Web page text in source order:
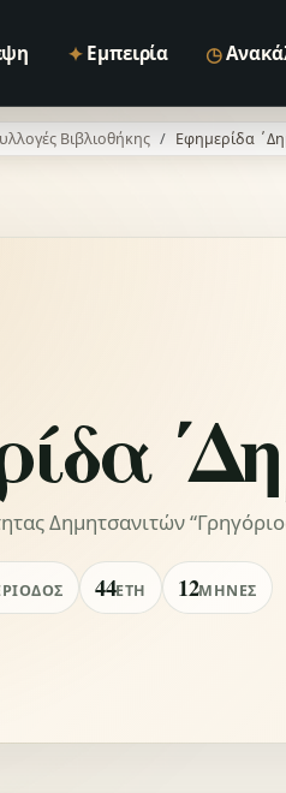
✦ Εμπειρία ◷
Βιβλιοθήκης Εφημερίδα
Δημητσανιτών
44ΈΤΗ 12ΜΉΝΕΣ